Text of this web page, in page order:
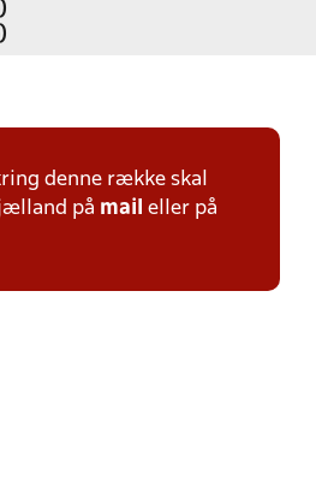
denne række skal
på mail eller på